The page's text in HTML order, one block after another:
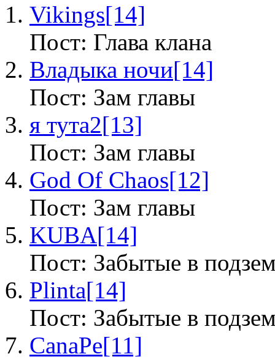
Vikings[14]
Пост: Глава клана
Владыка ночи[14]
Пост: Зам главы
я тута2[13]
Пост: Зам главы
God Of Chaos[12]
Пост: Зам главы
KUBA[14]
Пост: Забытые в
Plinta[14]
Пост: Забытые в
CanaPe[11]